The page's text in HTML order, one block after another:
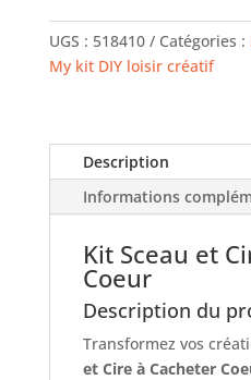
UGS : 518410 Catégories :
My kit DIY loisir créatif
Description
Informations
Kit Sceau et
Coeur
Description du
Transformez vos
et Cire à Cacheter